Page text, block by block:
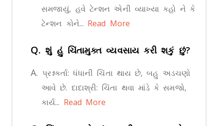
સમજાયું, હવે ટેન્શન એની વ્યાખ્યા કહો ને કે
ટેન્શન કોને... Read More
Q.શું હું ચિંતામુક્ત વ્યવસાય કરી શકું છું?
A. પ્રશ્નકર્તા: ધંધાની ચિંતા થાય છે, બહુ અડચણો
આવે છે. દાદાશ્રી: ચિંતા થવા માંડે કે સમજો,
કાર્ય... Read More